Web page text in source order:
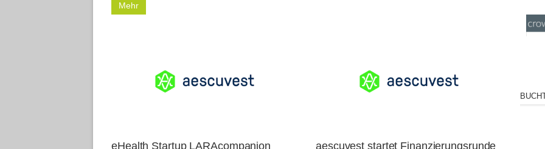
Mehr
eHealth Startup LARAcompanion
aescuvest startet Finanzierungsrunde